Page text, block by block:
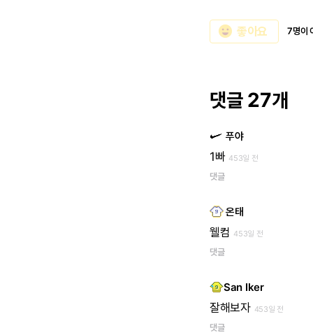
emoji_emotions 좋아요 7명이
댓글 27개
푸야
1빠 453일 전
댓글
온태
웰컴 453일 전
댓글
San Iker
잘해보자 453일 전
댓글